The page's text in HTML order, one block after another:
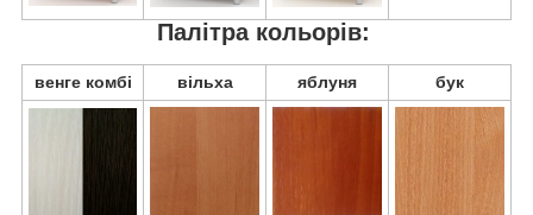
Палітра кольорів:
венге комбі вільха яблуня бук